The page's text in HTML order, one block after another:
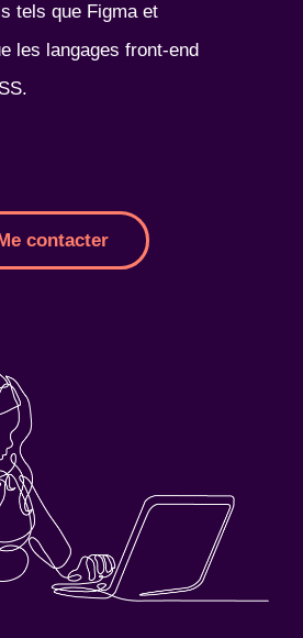
tels que Figma et
les langages front-end
contacter